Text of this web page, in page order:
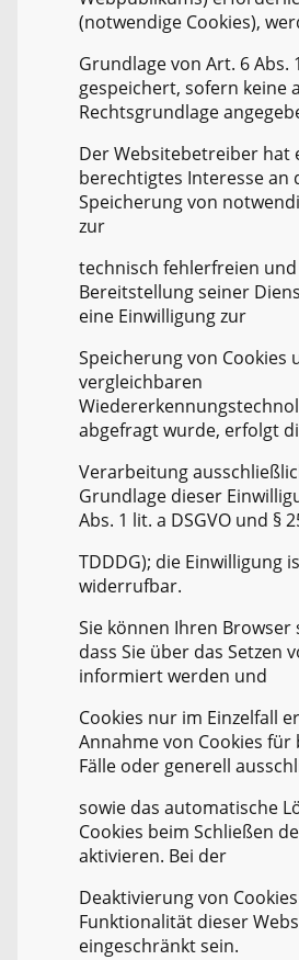
(notwendige Cookies),
Grundlage von Art. 6 Abs.
gespeichert, sofern keine
Rechtsgrundlage
Der Websitebetreiber hat
berechtigtes Interesse an
Speicherung von
zur
technisch fehlerfreien
Bereitstellung seiner
eine Einwilligung zur
Speicherung von Cookies
vergleichbaren
abgefragt wurde, erfolgt
Verarbeitung
Grundlage dieser
Abs. 1 lit. a DSGVO und §
TDDDG); die Einwilligung
widerrufbar.
Sie können Ihren Browser
dass Sie über das Setzen
informiert werden und
Cookies nur im Einzelfall
Annahme von Cookies
Fälle oder generell
sowie das automatische
Cookies beim Schließen
aktivieren. Bei der
Deaktivierung von
Funktionalität dieser
eingeschränkt sein.